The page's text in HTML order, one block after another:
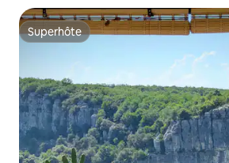
Superhôte
Superhôte